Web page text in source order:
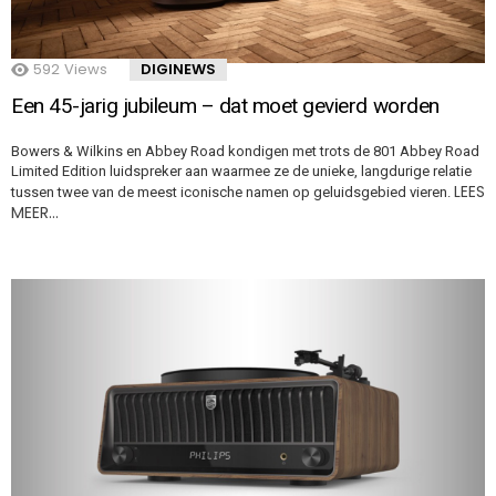
592 Views DIGINEWS
Een 45-jarig jubileum – dat moet gevierd worden
Bowers & Wilkins en Abbey Road kondigen met trots de 801 Abbey Road
Limited Edition luidspreker aan waarmee ze de unieke, langdurige relatie
tussen twee van de meest iconische namen op geluidsgebied vieren. LEES
MEER…